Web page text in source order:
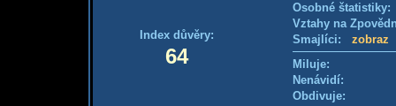
Index důvěry:
64
Osobné
Vztahy na
Smajlíci: zobraz
Miluje:
Nenávidí:
Obdivuje: